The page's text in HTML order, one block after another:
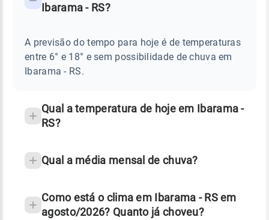
TEMPO
IBARAMA
Perguntas
sobre
chuva
Ibarama - RS?
A previsão do tempo para hoje é de temperaturas
entre 6° e 18° e sem possibilidade de chuva em
Ibarama - RS.
Qual a temperatura de hoje em Ibarama -
RS?
Qual a média mensal de chuva?
Como está o clima em Ibarama - RS em
agosto/2026? Quanto já choveu?